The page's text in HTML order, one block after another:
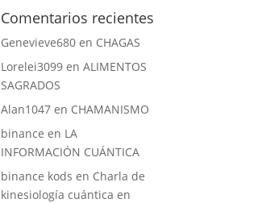
Comentarios recientes
Genevieve680 en CHAGAS
Lorelei3099 enALIMENTOS
SAGRADOS
Alan1047 en CHAMANISMO
binance en LA
INFORMACIÓN CUÁNTICA
binance kods en Charla de
kinesiología cuántica en